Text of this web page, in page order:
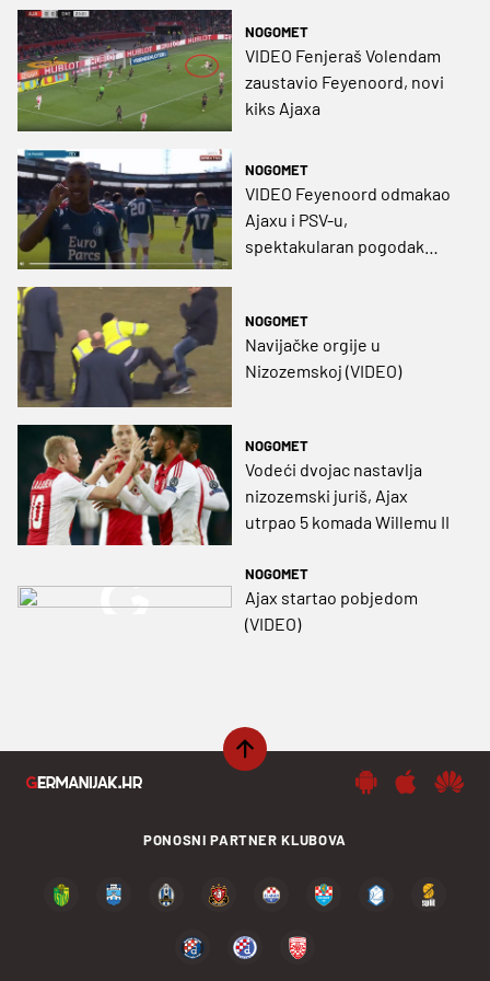
NOGOMET
VIDEO Fenjeraš Volendam
zaustavio Feyenoord, novi
kiks Ajaxa
NOGOMET
VIDEO Feyenoord odmakao
Ajaxu i PSV-u,
spektakularan pogodak
NOGOMET
Navijačke orgije u
Nizozemskoj (VIDEO)
NOGOMET
Vodeći dvojac nastavlja
nizozemski juriš, Ajax
utrpao 5 komada Willemu II
NOGOMET
Ajax startao pobjedom
(VIDEO)
PONOSNI PARTNER KLUBOVA